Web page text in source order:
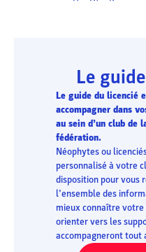
Le
Le guide du licencié
accompagner dans
au sein d’un club de
fédération.
Néophytes ou
personnalisé à votre
disposition pour vous
l’ensemble des
mieux connaître
orienter vers les
accompagneront tout